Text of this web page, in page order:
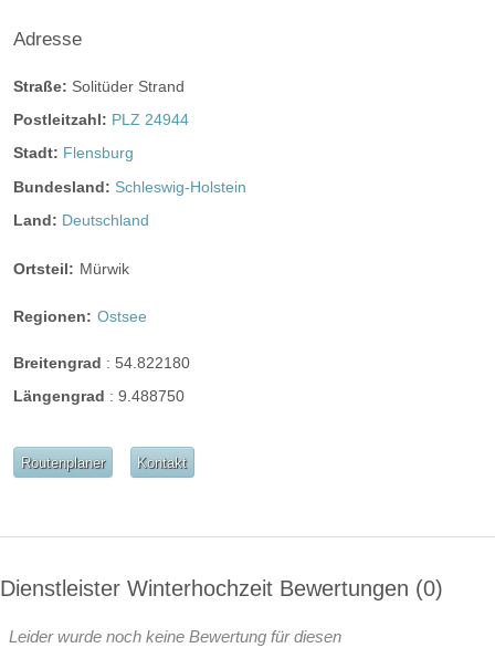
Platz für Agape
Video
Broschüre
instagram
Perfekte Jahreszeit:
Herbst-Hochzeit
Helikopterlandeplatz
weitere Unterlagen
Adresse
Straße: Solitüder Strand
Postleitzahl: PLZ 24944
Stadt: Flensburg
Bundesland: Schleswig-Holstein
Land: Deutschland
Ortsteil: Mürwik
Regionen: Ostsee
Breitengrad : 54.822180
Längengrad : 9.488750
Routenplaner Kontakt
Dienstleister Winterhochzeit Bewertungen 0
Leider wurde noch keine Bewertung für diesen